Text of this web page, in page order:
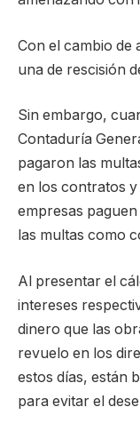
Con el cambio de
una de rescisión
Sin embargo,
Contaduría
pagaron las
en los contratos y
empresas
las multas como
Al presentar el
intereses
dinero que las
revuelo en los
estos días, están
para evitar el